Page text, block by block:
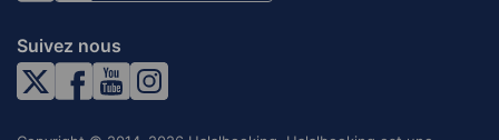
Suivez nous